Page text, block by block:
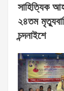
সাহিত্যিক
২৪তম
চন্দনাইশে